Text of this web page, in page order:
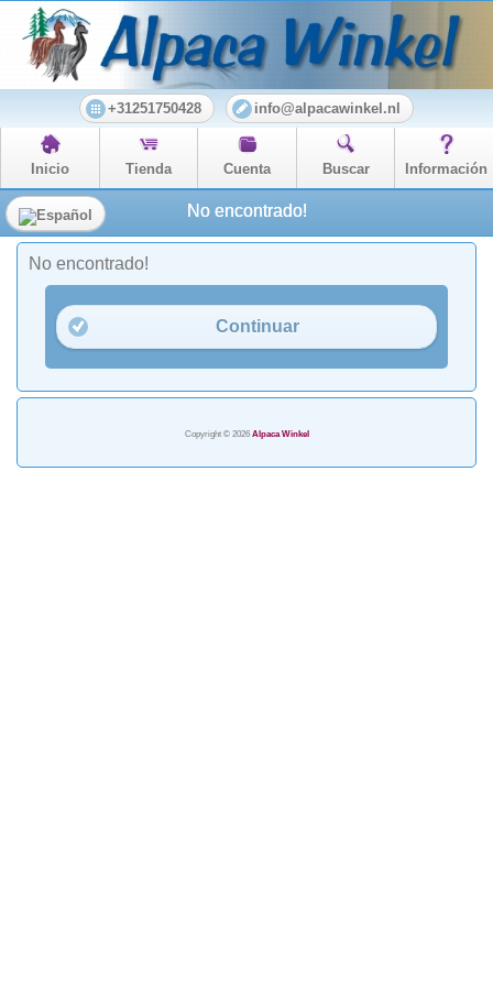
+31251750428 info@alpacawinkel.nl
Inicio Tienda Cuenta Buscar Información
No encontrado!
No encontrado!
Continuar
Copyright © 2026 Alpaca Winkel